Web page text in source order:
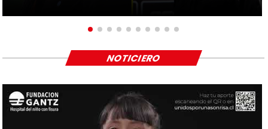
NOTICIERO